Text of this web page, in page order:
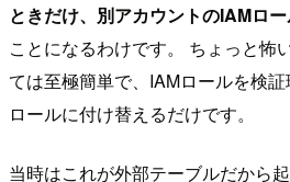
ときだけ、別アカウントのIAMロ
ことになるわけです。 ちょっと怖
ては至極簡単で、IAMロールを検
ロールに付け替えるだけです。
当時はこれが外部テーブルだから